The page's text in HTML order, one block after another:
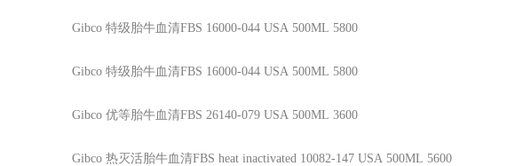
Gibco 特级胎牛血清FBS 16000-044 USA 500ML 5800
Gibco 特级胎牛血清FBS 16000-044 USA 500ML 5800
Gibco 优等胎牛血清FBS 26140-079 USA 500ML 3600
Gibco 热灭活胎牛血清FBS heat inactivated 10082-147 USA 500ML 5600